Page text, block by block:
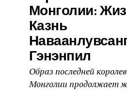
Монголии:
Казнь
Гэнэнпил
Образ последней
Монголии продолжает